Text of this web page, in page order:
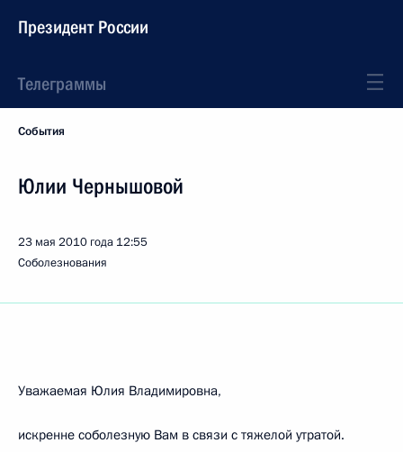
Президент России
Телеграммы
События
Юлии Чернышовой
23 мая 2010 года 12:55
Соболезнования
Уважаемая Юлия Владимировна,
искренне соболезную Вам в связи с тяжелой утратой.